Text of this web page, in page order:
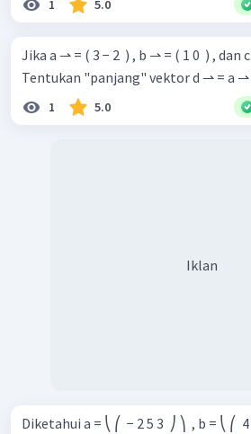
1 5.0
Jika a ⇀ = ( 3 − 2 ​ ) , b ⇀ = ( 1 0 ​ ) , dan
Tentukan "panjang" vektor d ⇀ = a ⇀
1 5.0
Iklan
Diketahui a = ⎝ ⎛ ​ − 2 5 3 ​ ⎠ ⎞ ​ , b = ⎝ ⎛